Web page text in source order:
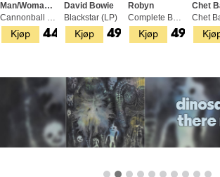
Kjøp
Man/Woman/Chainsaw
Cannonball - LTD (LP)
449,- Kjøp
David Bowie
Blackstar (LP)
499,- Kjøp
Robyn
Complete Body Talk (2LP)
499,-
Chet